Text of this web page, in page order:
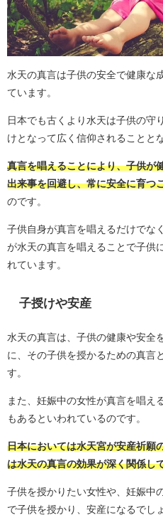
水天の真言は子供の安全で健康な
ています。
日本でも古くより水天は子供の守
けとなって広く信仰されることと
真言を唱えることにより、子供が
出来事を回避し、常に安全に育つ
のです。
子供自身が真言を唱えるだけでな
が水天の真言を唱えることで子供
れています。
子授けや安産
水天の真言は、子供の健康や安全
に、その子供を授かるための真言
す。
また、妊娠中の女性が真言を唱え
もあるといわれているのです。
日本においては水天宮が安産祈願
は水天の真言の効果が深く関係し
子供を授かりたい女性や、妊娠中
で子供を授かり、安産になるでし